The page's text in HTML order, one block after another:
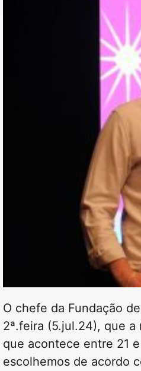
O chefe da Fundação
2ª.feira (5.jul.24), que a
que acontece entre 21
escolhemos de acordo